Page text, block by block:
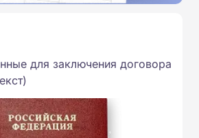
для заключения договора